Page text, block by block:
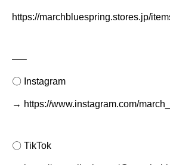
https://marchbluespring.stores.jp/
—–
〇 Instagram
→ https://www.instagram.com/
〇 TikTok